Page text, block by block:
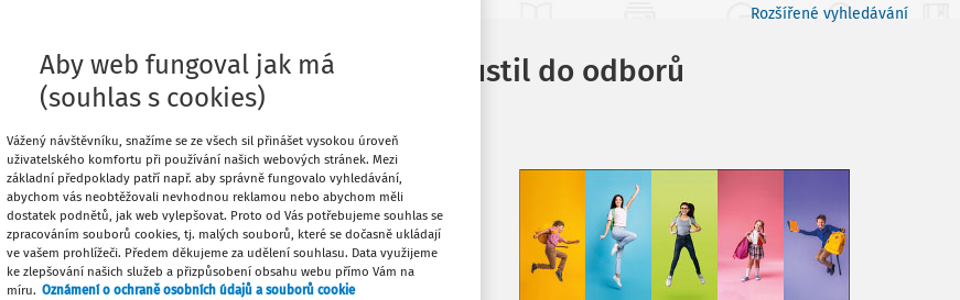
Rozšířené vyhledávání
stojí za vládou. Babiš se tvrdě pustil do odborů
na středeční ohlášenou stávku
vládou stojí a kabinet změny pod
Oblíbené
Stáhnout
Aby web fungoval jak má
(souhlas s cookies)
Vážený návštěvníku, snažíme se ze všech sil přinášet vysokou úroveň
uživatelského komfortu při používání našich webových stránek. Mezi
základní předpoklady patří např. aby správně fungovalo vyhledávání,
abychom vás neobtěžovali nevhodnou reklamou nebo abychom měli
dostatek podnětů, jak web vylepšovat. Proto od Vás potřebujeme souhlas se
zpracováním souborů cookies, tj. malých souborů, které se dočasně ukládají
ve vašem prohlížeči. Předem děkujeme za udělení souhlasu. Data využijeme
ke zlepšování našich služeb a přizpůsobení obsahu webu přímo Vám na
míru. Oznámení o ochraně osobních údajů a souborů cookie